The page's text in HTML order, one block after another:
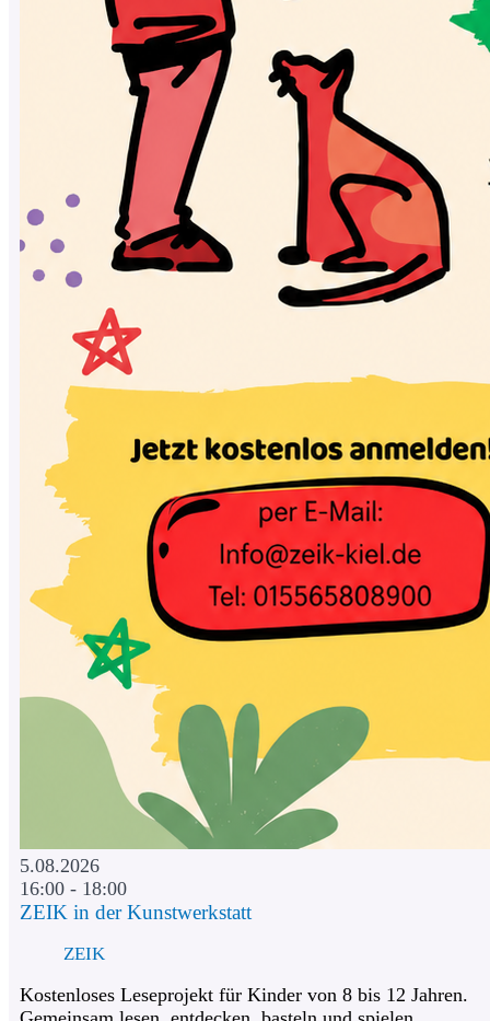
5.08.2026
16:00 - 18:00
ZEIK in der Kunstwerkstatt
ZEIK
Kostenloses Leseprojekt für Kinder von 8 bis 12 Jahren.